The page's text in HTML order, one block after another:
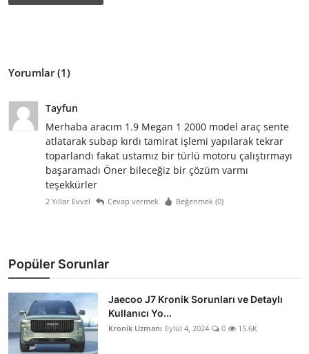
Yorumlar (1)
Tayfun
Merhaba aracım 1.9 Megan 1 2000 model araç sente
atlatarak subap kırdı tamirat işlemi yapılarak tekrar
toparlandı fakat ustamız bir türlü motoru çalıştırmayı
başaramadı Öner bileceğiz bir çözüm varmı
teşekkürler
2 Yıllar Evvel Cevap vermek Beğenmek (0)
Popüler Sorunlar
Jaecoo J7 Kronik Sorunları ve Detaylı
Kullanıcı Yo...
Kronik Uzmanı Eylül 4, 2024 0 15.6K